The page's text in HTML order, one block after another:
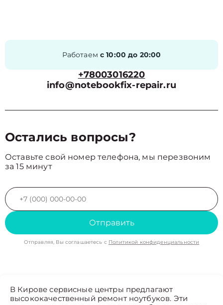
Работаем с 10:00 до 20:00
+78003016220
info@notebookfix-repair.ru
Остались вопросы?
Оставьте свой номер телефона, мы перезвоним
за 15 минут
Отправить
Отправляя, Вы соглашаетесь с Политикой конфиденциальности
В Кирове сервисные центры предлагают
высококачественный ремонт ноутбуков. Эти